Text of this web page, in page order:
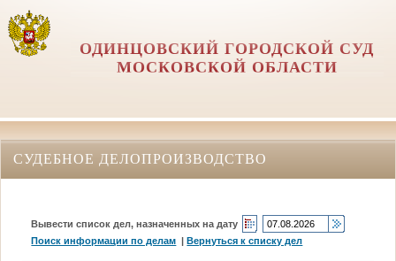
ОДИНЦОВСКИЙ ГОРОДСКОЙ СУД
МОСКОВСКОЙ ОБЛАСТИ
СУДЕБНОЕ ДЕЛОПРОИЗВОДСТВО
Вывести список дел, назначенных на дату
Поиск информации по делам |Вернуться к списку дел